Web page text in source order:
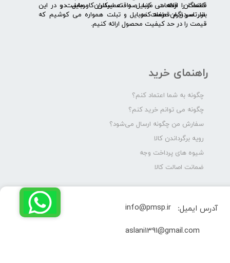
کنندگان قطعات موبایل و تعمیرکاران موبایل در
سرتاسر ایران عرضه کند.
راهنمای خرید
چگونه به شما اعتماد کنم؟
چگونه می توانم خرید کنم؟
سفارش من چگونه ارسال می‌شود؟
رویه برگرداندن کالا
شیوه های پرداخت وجه
ضمانت اصالت کالا
قطعات را ارائه می­ کند. صداقت اساس کار ماست و در این
بازار سردرگم قطعات موبایل و تبلت همواره می کوشیم که
قیمت را در حد کیفیت محصول ارائه کنیم.
آدرس ایمیل:
info@pmsp.ir
​aslani1391@gmail.com